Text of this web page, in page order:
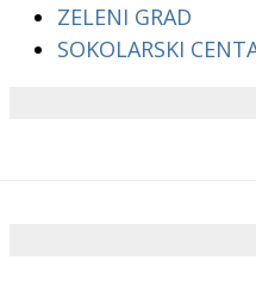
ZELENI GRAD
SOKOLARSKI